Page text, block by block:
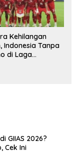
Kehilangan
Indonesia Tanpa
di Laga
GIIAS 2026?
Cek Ini